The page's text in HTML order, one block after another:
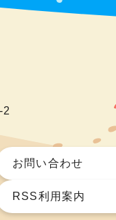
2
お問い合わせ
RSS利用案内